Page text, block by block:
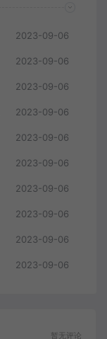
2023-09-06
2023-09-06
2023-09-06
2023-09-06
2023-09-06
2023-09-06
2023-09-06
2023-09-06
2023-09-06
2023-09-06
暂无评论